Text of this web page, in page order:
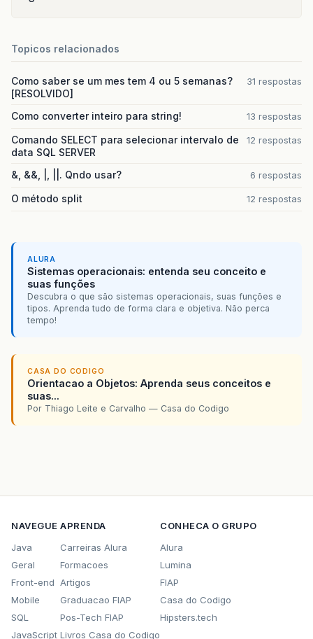
Topicos relacionados
Como saber se um mes tem 4 ou 5 semanas?
[RESOLVIDO]
31 respostas
Como converter inteiro para string! 13 respostas
Comando SELECT para selecionar intervalo de
data SQL SERVER
12 respostas
&, &&, |, ||. Qndo usar? 6 respostas
O método split 12 respostas
ALURA
Sistemas operacionais: entenda seu conceito e
suas funções
Descubra o que são sistemas operacionais, suas funções e
tipos. Aprenda tudo de forma clara e objetiva. Não perca
tempo!
CASA DO CODIGO
Orientacao a Objetos: Aprenda seus conceitos e
suas...
Por Thiago Leite e Carvalho — Casa do Codigo
NAVEGUE
Java
Geral
Front-end
Mobile
SQL
JavaScript
APRENDA
Carreiras Alura
Formacoes
Artigos
Graduacao FIAP
Pos-Tech FIAP
Livros Casa do Codigo
CONHECA O GRUPO
Alura
Lumina
FIAP
Casa do Codigo
Hipsters.tech